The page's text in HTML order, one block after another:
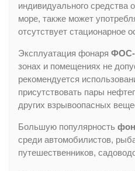
индивидуального средства
море, также может
отсутствует стационарное
Эксплуатация фонаря ФОС-
зонах и помещениях не
рекомендуется
присутствовать пары
других взрывоопасных
Большую популярность
среди автомобилистов,
путешественников,